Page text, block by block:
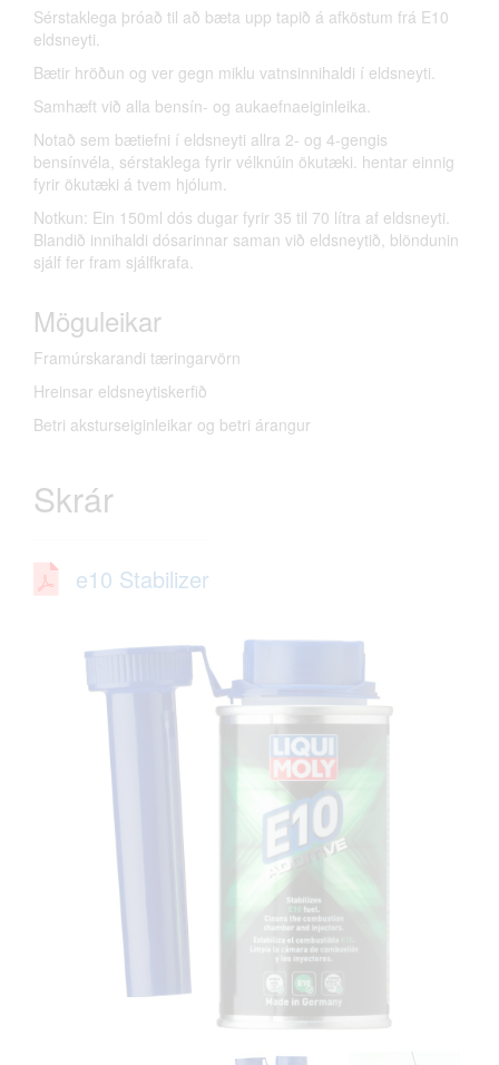
Sérstaklega þróað til að bæta upp tapið á afköstum frá E10
eldsneyti.
Bætir hröðun og ver gegn miklu vatnsinnihaldi í eldsneyti.
Samhæft við alla bensín- og aukaefnaeiginleika.
Notað sem bætiefni í eldsneyti allra 2- og 4-gengis
bensínvéla, sérstaklega fyrir vélknúin ökutæki. hentar einnig
fyrir ökutæki á tvem hjólum.
Notkun: Ein 150ml dós dugar fyrir 35 til 70 lítra af eldsneyti.
Blandið innihaldi dósarinnar saman við eldsneytið, blöndunin
sjálf fer fram sjálfkrafa.
Möguleikar
Framúrskarandi tæringarvörn
Hreinsar eldsneytiskerfið
Betri aksturseiginleikar og betri árangur
Skrár
e10 Stabilizer